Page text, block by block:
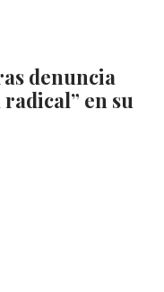
denuncia
en su